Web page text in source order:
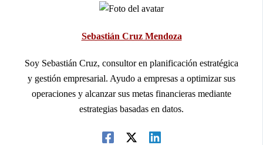
Sebastián Cruz Mendoza
Soy Sebastián Cruz, consultor en planificación estratégica
y gestión empresarial. Ayudo a empresas a optimizar sus
operaciones y alcanzar sus metas financieras mediante
estrategias basadas en datos.